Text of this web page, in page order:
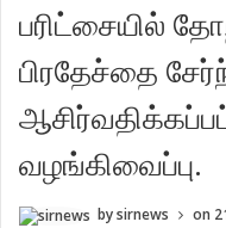
பரிட்சையில்
பிரதேச்தை
வழங்கிவைப்பு.
bysirnews on